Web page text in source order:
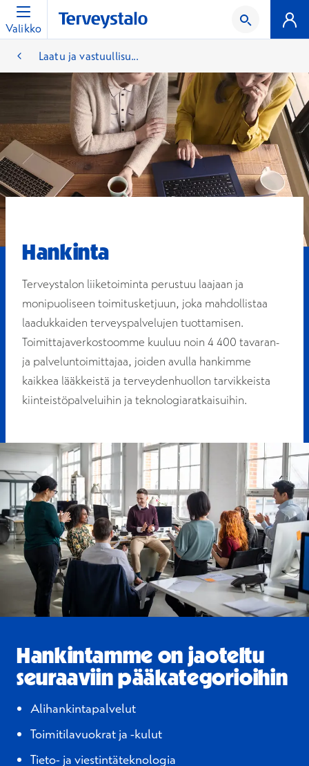
Valikko
Laatu ja vastuullisu...
Hankinta
Terveystalon liiketoiminta perustuu laajaan ja
monipuoliseen toimitusketjuun, joka mahdollistaa
laadukkaiden terveyspalvelujen tuottamisen.
Toimittajaverkostoomme kuuluu noin 4 400 tavaran-
ja palveluntoimittajaa, joiden avulla hankimme
kaikkea lääkkeistä ja terveydenhuollon tarvikkeista
kiinteistöpalveluihin ja teknologiaratkaisuihin.
Hankintamme on jaoteltu
seuraaviin pääkategorioihin
Alihankintapalvelut
Toimitilavuokrat ja -kulut
Tieto- ja viestintäteknologia